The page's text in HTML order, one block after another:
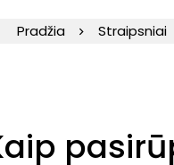
Pradžia Straipsniai